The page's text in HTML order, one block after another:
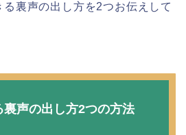
裏声の出し方を2つお伝えして
裏声の出し方2つの方法